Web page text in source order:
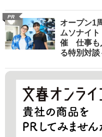
PR
オープン1
ムソナイ
催 仕事も
る特別対談